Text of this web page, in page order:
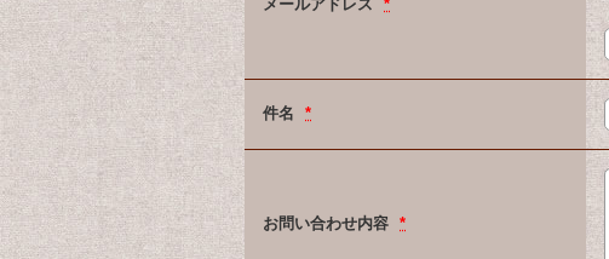
メールアドレス *
件名 *
お問い合わせ内容 *